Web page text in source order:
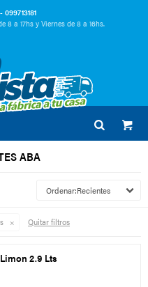
8 a 17hs y Viernes de 8 a 16hs.
ABA
Recientes
Quitar filtros
2.9 Lts